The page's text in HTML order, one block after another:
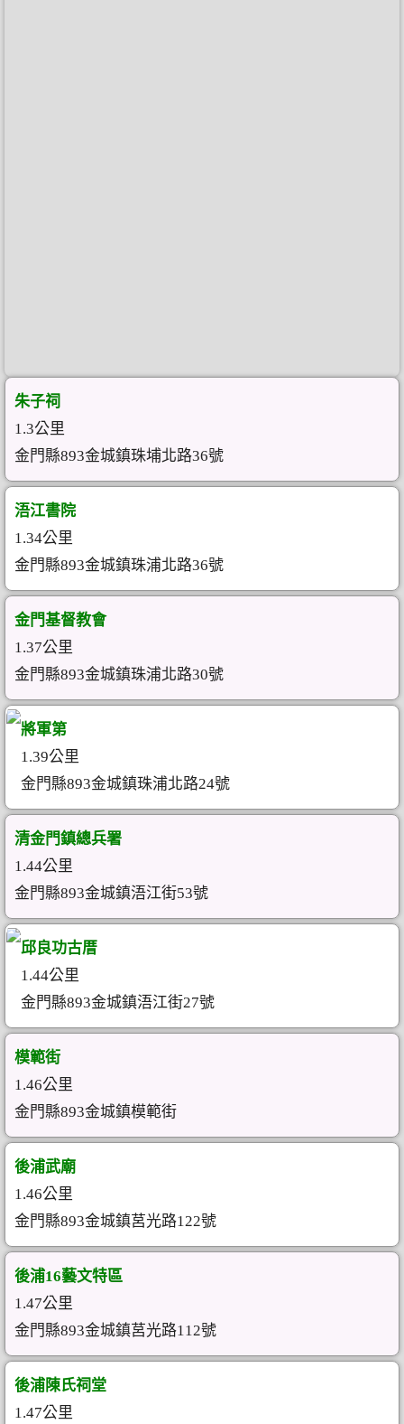
朱子祠
1.3公里
金門縣893金城鎮珠埔北路36號
浯江書院
1.34公里
金門縣893金城鎮珠浦北路36號
金門基督教會
1.37公里
金門縣893金城鎮珠浦北路30號
將軍第
1.39公里
金門縣893金城鎮珠浦北路24號
清金門鎮總兵署
1.44公里
金門縣893金城鎮浯江街53號
邱良功古厝
1.44公里
金門縣893金城鎮浯江街27號
模範街
1.46公里
金門縣893金城鎮模範街
後浦武廟
1.46公里
金門縣893金城鎮莒光路122號
後浦16藝文特區
1.47公里
金門縣893金城鎮莒光路112號
後浦陳氏祠堂
1.47公里